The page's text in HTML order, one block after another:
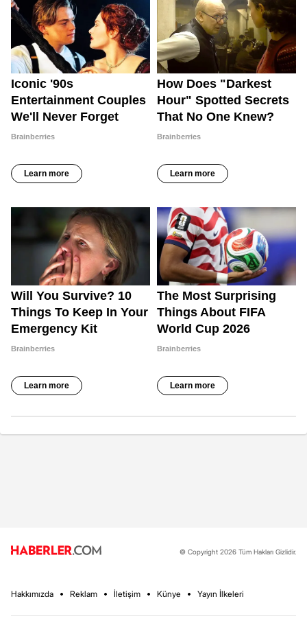
© Copyright 2026 Tüm Hakları Gizlidir.
Hakkımızda Reklam İletişim Künye Yayın İlkeleri